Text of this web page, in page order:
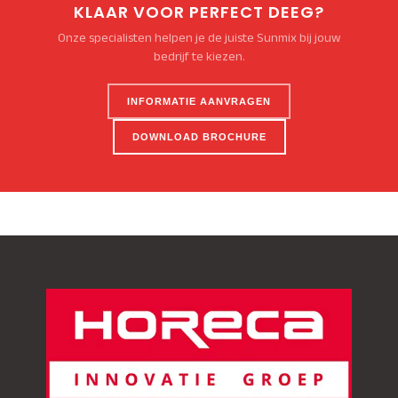
KLAAR VOOR PERFECT DEEG?
Onze specialisten helpen je de juiste Sunmix bij jouw
bedrijf te kiezen.
INFORMATIE AANVRAGEN
DOWNLOAD BROCHURE